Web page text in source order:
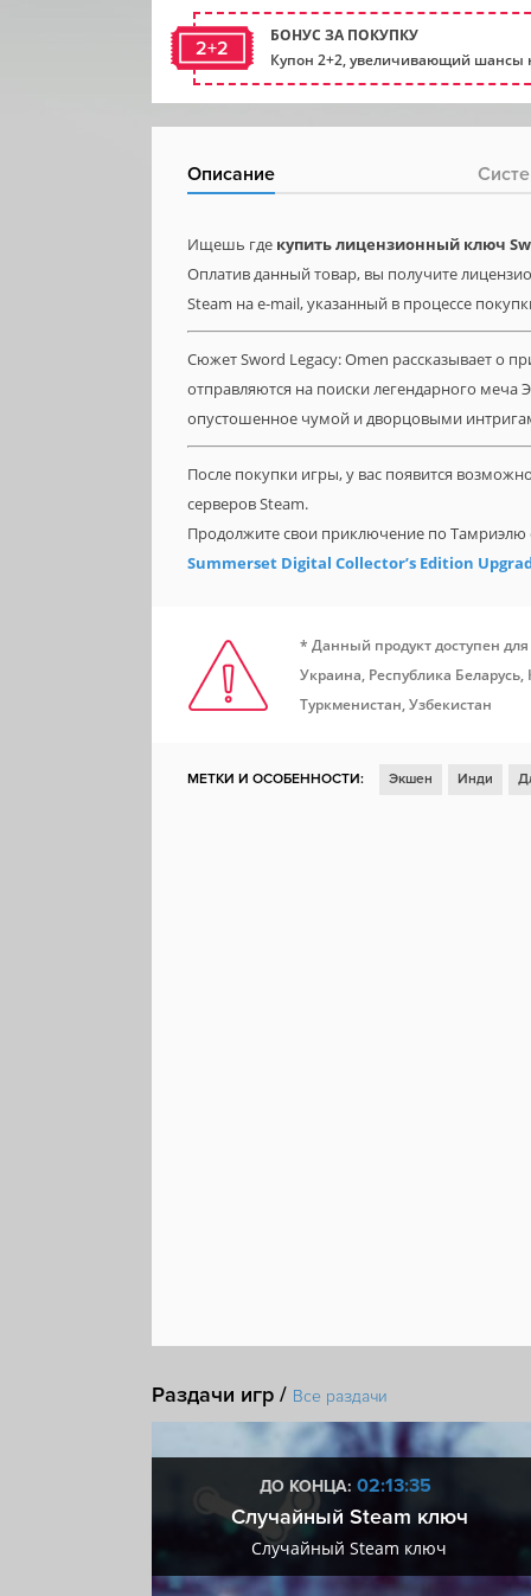
2+2
БОНУС ЗА ПОКУПКУ
Купон 2+2, увеличивающий шансы
Описание
Ищешь где купить лицензионный ключ
Оплатив данный товар, вы получите
Steam на e-mail, указанный в процессе
Сюжет Sword Legacy: Omen рассказывает о
отправляются на поиски легендарного
опустошенное чумой и дворцовыми
После покупки игры, у вас появится
серверов Steam.
Продолжите свои приключение по
Summerset Digital Collector’s Edition
* Данный продукт доступен
Украина, Республика
Туркменистан, Узбекистан
МЕТКИ И ОСОБЕННОСТИ: Экшен Инди
Раздачи игр / Все раздачи
ДО КОНЦА: 02:13:34
Случайный Steam ключ
Случайный Steam ключ